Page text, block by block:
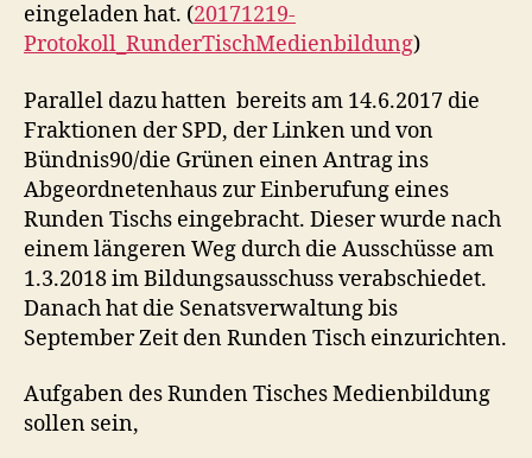
eingeladen hat. (20171219-
Protokoll_RunderTischMedienbildung)
Parallel dazu hatten bereits am 14.6.2017 die
Fraktionen der SPD, der Linken und von
Bündnis90/die Grünen einen Antrag ins
Abgeordnetenhaus zur Einberufung eines
Runden Tischs eingebracht. Dieser wurde nach
einem längeren Weg durch die Ausschüsse am
1.3.2018 im Bildungsausschuss verabschiedet.
Danach hat die Senatsverwaltung bis
September Zeit den Runden Tisch einzurichten.
Aufgaben des Runden Tisches Medienbildung
sollen sein,